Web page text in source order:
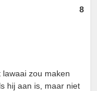
8
zou maken
hij aan is, maar niet